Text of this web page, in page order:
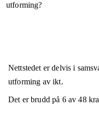
utforming?
Nettstedet erdelvis i
utforming av ikt.
Det er brudd på 6av48